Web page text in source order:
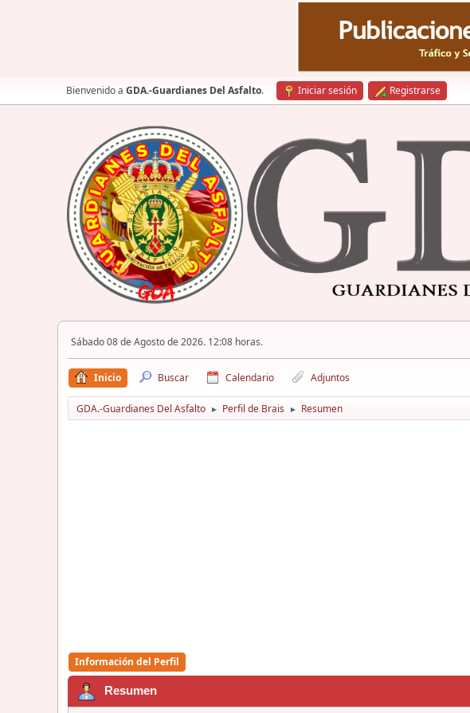
Bienvenido a GDA.-Guardianes Del Asfalto. Iniciar sesión Registrarse
Sábado 08 de Agosto de 2026. 12:08 horas.
Inicio Buscar Calendario Adjuntos
GDA.-Guardianes Del Asfalto ► Perfil de Brais ► Resumen
Información del Perfil
Resumen